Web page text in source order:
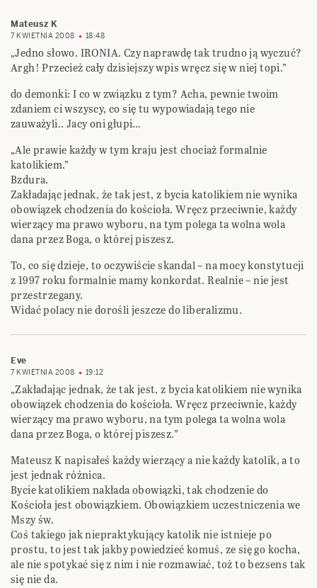
Mateusz K
7 KWIETNIA 2008 18:48
„Jedno słowo. IRONIA. Czy naprawdę tak trudno ją wyczuć?
Argh! Przecież cały dzisiejszy wpis wręcz się w niej topi.”
do demonki: I co w związku z tym? Acha, pewnie twoim
zdaniem ci wszyscy, co się tu wypowiadają tego nie
zauważyli.. Jacy oni głupi…
„Ale prawie każdy w tym kraju jest chociaż formalnie
katolikiem.”
Bzdura.
Zakładając jednak, że tak jest, z bycia katolikiem nie wynika
obowiązek chodzenia do kościoła. Wręcz przeciwnie, każdy
wierzący ma prawo wyboru, na tym polega ta wolna wola
dana przez Boga, o której piszesz.
To, co się dzieje, to oczywiście skandal – na mocy konstytucji
z 1997 roku formalnie mamy konkordat. Realnie – nie jest
przestrzegany.
Widać polacy nie dorośli jeszcze do liberalizmu.
Eve
7 KWIETNIA 2008 19:12
„Zakładając jednak, że tak jest, z bycia katolikiem nie wynika
obowiązek chodzenia do kościoła. Wręcz przeciwnie, każdy
wierzący ma prawo wyboru, na tym polega ta wolna wola
dana przez Boga, o której piszesz.”
Mateusz K napisałeś każdy wierzący a nie każdy katolik, a to
jest jednak różnica.
Bycie katolikiem nakłada obowiązki, tak chodzenie do
Kościoła jest obowiązkiem. Obowiązkiem uczestniczenia we
Mszy św.
Coś takiego jak niepraktykujący katolik nie istnieje po
prostu, to jest tak jakby powiedzieć komuś, ze się go kocha,
ale nie spotykać się z nim i nie rozmawiać, toż to bezsens tak
się nie da.